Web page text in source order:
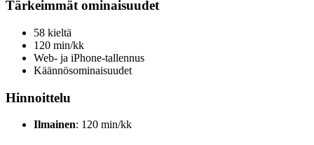
Tärkeimmät ominaisuudet
58 kieltä
120 min/kk
Web- ja iPhone-tallennus
Käännösominaisuudet
Hinnoittelu
Ilmainen: 120 min/kk